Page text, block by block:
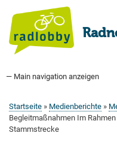
Main
— Main navigation anzeigen
Startseite
Bauprogramm
Aktuell Geplant
Weitere Bauprojekte
Hauptradverkehrsnetz
Bezirke
Medienberichte
Tags
Über uns
Pfadnavigation
Startseite Medienberichte
Begleitmaßnahmen Im
Stammstrecke